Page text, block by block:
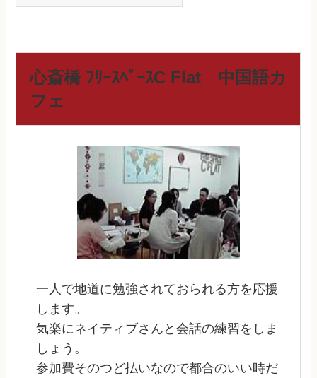
心斎橋 ﾌﾘｰｽﾍﾟｰｽC Flat 中国語カ
フェ
一人で地道に勉強されておられる方を応援
します。
気楽にネイティブさんと会話の練習をしま
しょう。
参加費そのつど払いなので都合のいい時だ